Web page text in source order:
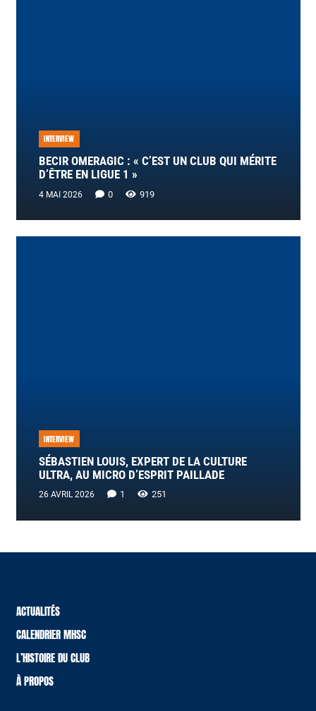
INTERVIEW
BECIR OMERAGIC : « C’EST UN CLUB QUI MÉRITE
D’ÊTRE EN LIGUE 1 »
4 MAI 2026 0 919
INTERVIEW
SÉBASTIEN LOUIS, EXPERT DE LA CULTURE
ULTRA, AU MICRO D’ESPRIT PAILLADE
26 AVRIL 2026 1 Commentaire
251
ACTUALITÉS
CALENDRIER MHSC
L’HISTOIRE DU CLUB
À PROPOS